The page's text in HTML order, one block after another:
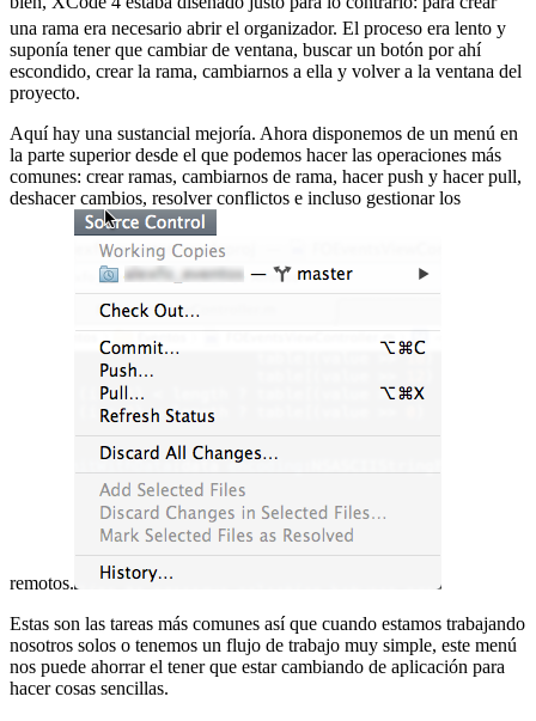
una rama era necesario abrir el organizador. El proceso era lento y
suponía tener que cambiar de ventana, buscar un botón por ahí
escondido, crear la rama, cambiarnos a ella y volver a la ventana del
proyecto.
Aquí hay una sustancial mejoría. Ahora disponemos de un menú en
la parte superior desde el que podemos hacer las operaciones más
comunes: crear ramas, cambiarnos de rama, hacer push y hacer pull,
deshacer cambios, resolver conflictos e incluso gestionar los
remotos.
Estas son las tareas más comunes así que cuando estamos trabajando
nosotros solos o tenemos un flujo de trabajo muy simple, este menú
nos puede ahorrar el tener que estar cambiando de aplicación para
hacer cosas sencillas.